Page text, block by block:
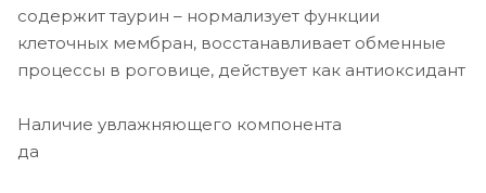
содержит таурин – нормализует функции
клеточных мембран, восстанавливает обменные
процессы в роговице, действует как антиоксидант
Наличие увлажняющего компонента
да